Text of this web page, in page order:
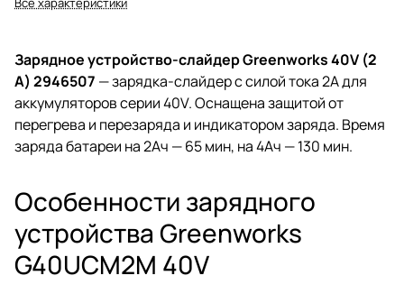
Зарядное устройство-слайдер Greenworks 40V (2
A) 2946507 — зарядка-слайдер с силой тока 2А для
аккумуляторов серии 40V. Оснащена защитой от
перегрева и перезаряда и индикатором заряда. Время
заряда батареи на 2Ач — 65 мин, на 4Ач — 130 мин.
Особенности зарядного
устройства Greenworks
G40UCM2M 40V